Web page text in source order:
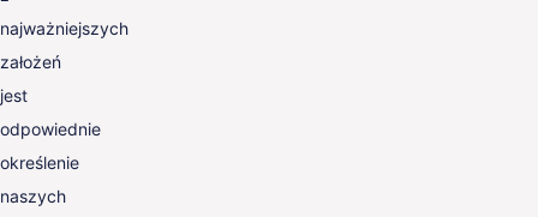
najważniejszych
założeń
jest
odpowiednie
określenie
naszych